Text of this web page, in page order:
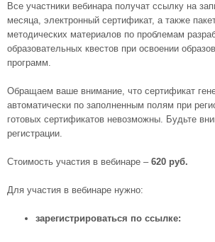
Все участники вебинара получат ссылку на
месяца, электронный сертификат, а также
методических материалов по проблемам
образовательных квестов при освоении
программ.
Обращаем ваше внимание, что сертификат
автоматически по заполненным полям при
готовых сертификатов невозможны. Будьте
регистрации.
Стоимость участия в вебинаре – 620 руб.
Для участия в вебинаре нужно:
зарегистрироваться по ссылке: